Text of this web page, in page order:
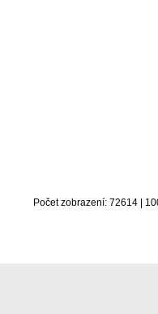
Počet zobrazení: 72614 |